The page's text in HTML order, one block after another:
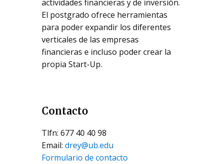
actividades financieras y de inversión.
El postgrado ofrece herramientas
para poder expandir los diferentes
verticales de las empresas
financieras e incluso poder crear la
propia Start-Up.
Contacto
Tlfn: 677 40 40 98
Email: drey@ub.edu
Formulario de contacto